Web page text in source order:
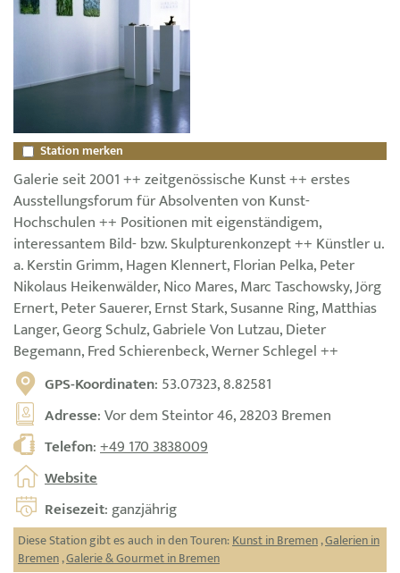
Station merken
Galerie seit 2001 ++ zeitgenössische Kunst ++ erstes
Ausstellungsforum für Absolventen von Kunst-
Hochschulen ++ Positionen mit eigenständigem,
interessantem Bild- bzw. Skulpturenkonzept ++ Künstler u.
a. Kerstin Grimm, Hagen Klennert, Florian Pelka, Peter
Nikolaus Heikenwälder, Nico Mares, Marc Taschowsky, Jörg
Ernert, Peter Sauerer, Ernst Stark, Susanne Ring, Matthias
Langer, Georg Schulz, Gabriele Von Lutzau, Dieter
Begemann, Fred Schierenbeck, Werner Schlegel ++
GPS-Koordinaten: 53.07323, 8.82581
Adresse: Vor dem Steintor 46, 28203 Bremen
Telefon:+49 170 3838009
Website
Reisezeit: ganzjährig
Diese Station gibt es auch in den Touren:Kunst in Bremen,Galerien in
Bremen,Galerie & Gourmet in Bremen